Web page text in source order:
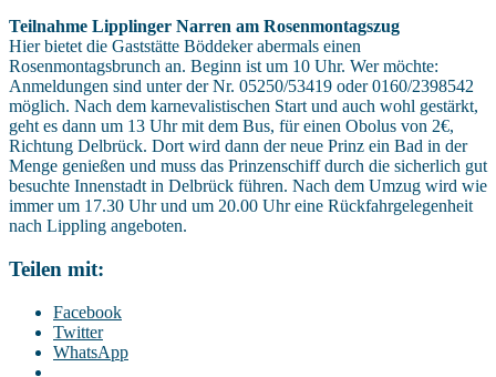
Teilnahme Lipplinger Narren am Rosenmontagszug
Hier bietet die Gaststätte Böddeker abermals einen
Rosenmontagsbrunch an. Beginn ist um 10 Uhr. Wer möchte:
Anmeldungen sind unter der Nr. 05250/53419 oder 0160/2398542
möglich. Nach dem karnevalistischen Start und auch wohl gestärkt,
geht es dann um 13 Uhr mit dem Bus, für einen Obolus von 2€,
Richtung Delbrück. Dort wird dann der neue Prinz ein Bad in der
Menge genießen und muss das Prinzenschiff durch die sicherlich gut
besuchte Innenstadt in Delbrück führen. Nach dem Umzug wird wie
immer um 17.30 Uhr und um 20.00 Uhr eine Rückfahrgelegenheit
nach Lippling angeboten.
Teilen mit:
Facebook
Twitter
WhatsApp